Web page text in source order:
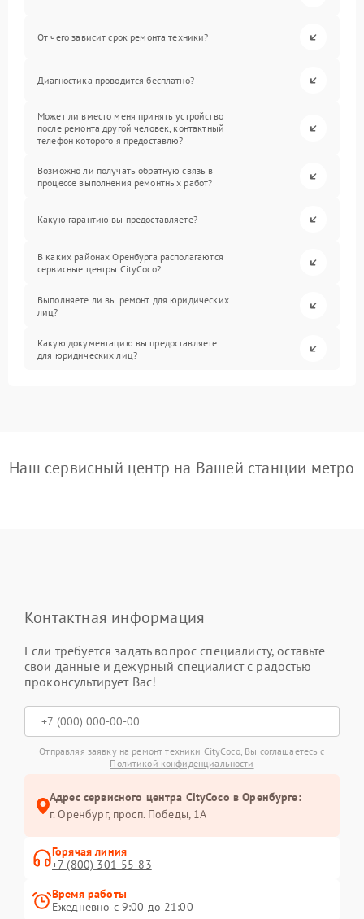
От чего зависит срок ремонта техники?
Диагностика проводится бесплатно?
Может ли вместо меня принять устройство
после ремонта другой человек, контактный
телефон которого я предоставлю?
Возможно ли получать обратную связь в
процессе выполнения ремонтных работ?
Какую гарантию вы предоставляете?
В каких районах Оренбурга располагаются
сервисные центры CityCoco?
Выполняете ли вы ремонт для юридических
лиц?
Какую документацию вы предоставляете
для юридических лиц?
Наш сервисный центр на Вашей станции метро
Контактная информация
Если требуется задать вопрос специалисту, оставьте
свои данные и дежурный специалист с радостью
проконсультирует Вас!
Отправляя заявку на ремонт техники CityCoco, Вы соглашаетесь с
Политикой конфиденциальности
Адрес сервисного центра CityCoco в Оренбурге:
г. Оренбург, просп. Победы, 1А
Горячая линия
+7 (800) 301-55-83
Время работы
Ежедневно с 9:00 до 21:00